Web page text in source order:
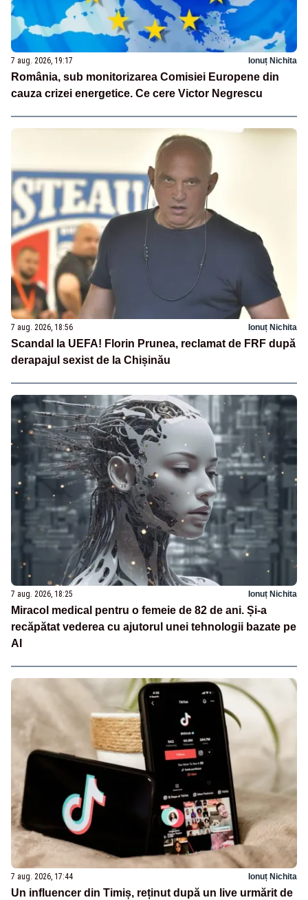
7 aug. 2026, 19:17 Ionuț Nichita
România, sub monitorizarea Comisiei Europene din
cauza crizei energetice. Ce cere Victor Negrescu
7 aug. 2026, 18:56 Ionuț Nichita
Scandal la UEFA! Florin Prunea, reclamat de FRF după
derapajul sexist de la Chișinău
7 aug. 2026, 18:25 Ionuț Nichita
Miracol medical pentru o femeie de 82 de ani. Și-a
recăpătat vederea cu ajutorul unei tehnologii bazate pe
AI
7 aug. 2026, 17:44 Ionuț Nichita
Un influencer din Timiș, reținut după un live urmărit de